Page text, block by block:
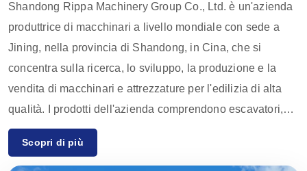
Shandong Rippa Machinery Group Co., Ltd. è un'azienda
produttrice di macchinari a livello mondiale con sede a
Jining, nella provincia di Shandong, in Cina, che si
concentra sulla ricerca, lo sviluppo, la produzione e la
vendita di macchinari e attrezzature per l'edilizia di alta
qualità. I prodotti dell'azienda comprendono escavatori,
pale, carrelli elevatori, skid loader e relativi accessori,
ampiamente utilizzati in agricoltura, edilizia, miniere e altri
Scopri di più